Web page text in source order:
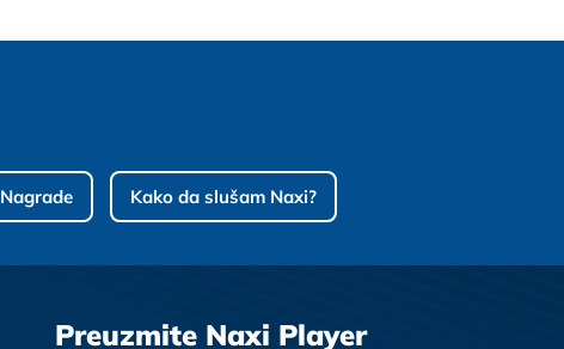
Nagrade Kako da slušam Naxi?
Preuzmite Naxi Player